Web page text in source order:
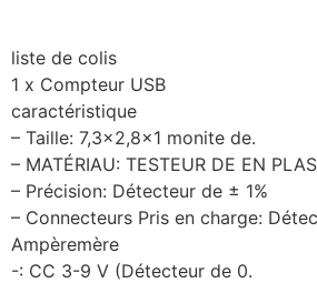
liste de colis
1 x Compteur USB
caractéristique
– Taille: 7,3×2,8×1 monite de.
– MATÉRIAU: TESTEUR DE EN
– Précision: Détecteur de ± 1%
– Connecteurs Pris en charge:
Ampèremère
-: CC 3-9 V (Détecteur de 0.